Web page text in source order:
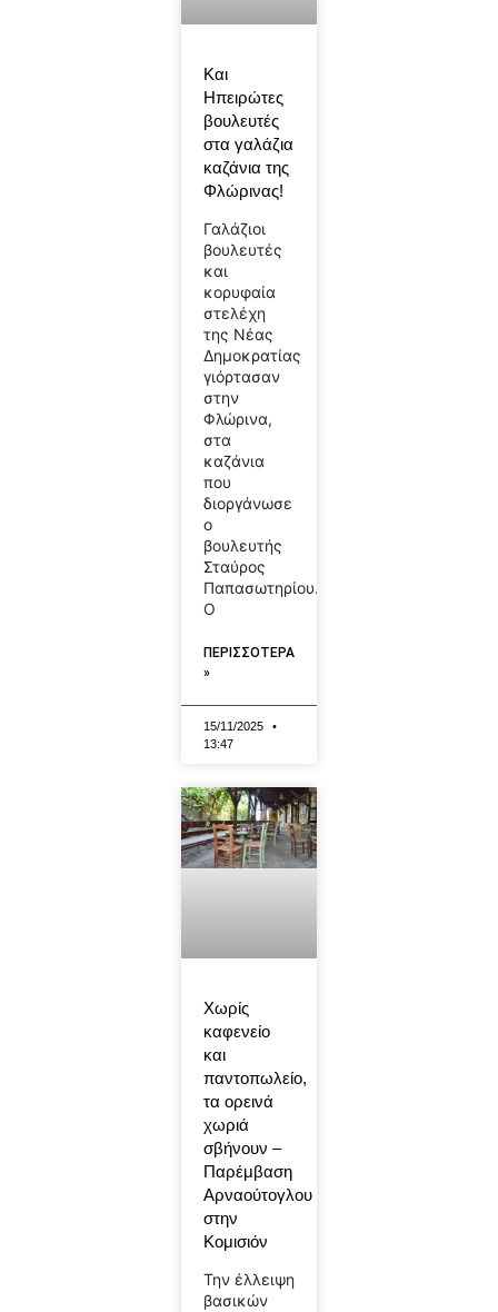
Και
Ηπειρώτες
βουλευτές
στα γαλάζια
καζάνια της
Φλώρινας!
Γαλάζιοι
βουλευτές
και
κορυφαία
στελέχη
της Νέας
Δημοκρατίας
γιόρτασαν
στην
Φλώρινα,
στα
καζάνια
που
διοργάνωσε
ο
βουλευτής
Σταύρος
Παπασωτηρίου.
Ο
ΠΕΡΙΣΣΟΤΕΡΑ
»
15/11/2025
13:47
Χωρίς
καφενείο
και
παντοπωλείο,
τα ορεινά
χωριά
σβήνουν –
Παρέμβαση
Αρναούτογλου
στην
Κομισιόν
Την έλλειψη
βασικών